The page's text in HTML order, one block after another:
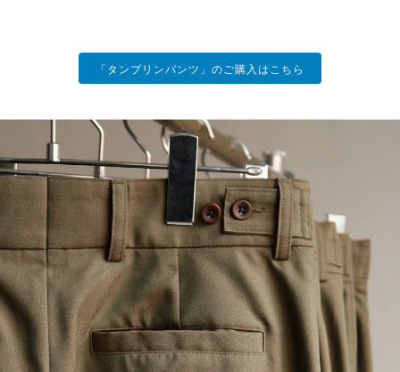
「タンブリンパンツ」のご購入はこちら